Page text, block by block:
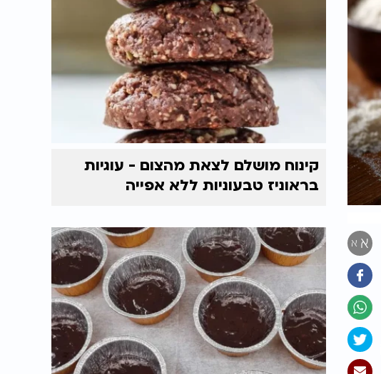
א א
קינוח מושלם לצאת מהצום - עוגיות
בראוניז טבעוניות ללא אפייה